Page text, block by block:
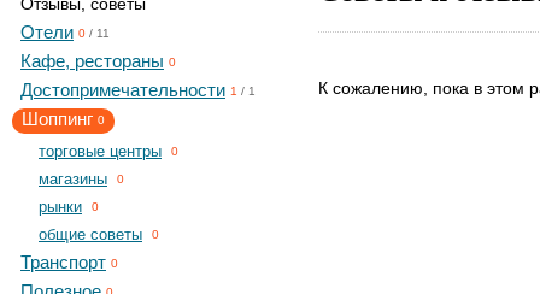
Отели 0 / 11
Кафе, рестораны 0
Достопримечательности 1 / 1
Шоппинг 0
торговые центры 0
магазины 0
рынки 0
общие советы 0
Транспорт 0
К сожалению, пока в этом